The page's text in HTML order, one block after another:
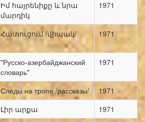
Իմ հայրենիքը և նրա
մարդիկ
1971
Հատուցում /վիպակ/ 1971
"Русско-азербайджанский
словарь"
1971
Следы на тропе /рассказы/
1971
Լիր արքա
1971